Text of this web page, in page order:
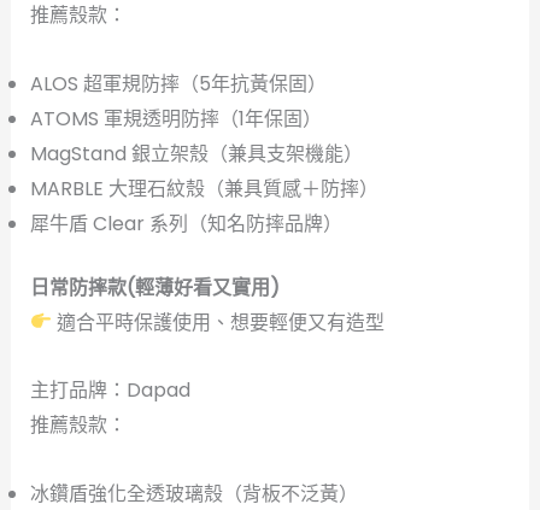
推薦殼款：
ALOS 超軍規防摔（5年抗黃保固）
ATOMS 軍規透明防摔（1年保固）
MagStand 銀立架殼（兼具支架機能）
MARBLE 大理石紋殼（兼具質感＋防摔）
犀牛盾 Clear 系列（知名防摔品牌）
日常防摔款(輕薄好看又實用)
適合平時保護使用、想要輕便又有造型
主打品牌：Dapad
推薦殼款：
冰鑽盾強化全透玻璃殼（背板不泛黃）